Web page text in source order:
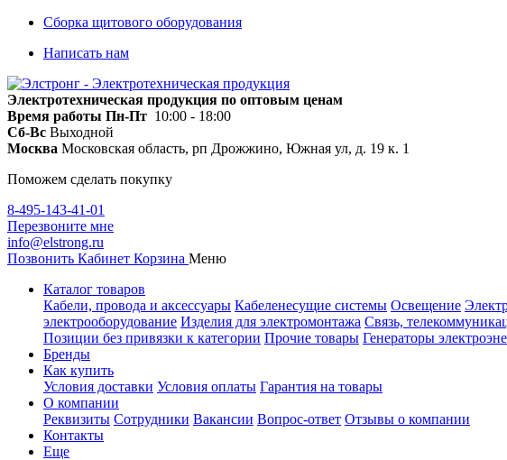
Сборка щитового оборудования
Написать нам
Электротехническая продукция по оптовым ценам
Время работы Пн-Пт 10:00 - 18:00
Сб-Вс Выходной
Москва Московская область, рп Дрожжино, Южная ул, д. 19 к. 1
Поможем сделать покупку
8-495-143-41-01
Перезвоните мне
info@elstrong.ru
Позвонить Кабинет Корзина Меню
Каталог товаров
Кабели, провода и аксессуары Кабеленесущие системы Освещение
электрооборудование Изделия для электромонтажа Связь,
Позиции без привязки к категории Прочие товары Генераторы
Бренды
Как купить
Условия доставки Условия оплаты Гарантия на товары
О компании
Реквизиты Сотрудники Вакансии Вопрос-ответ Отзывы о компании
Контакты
Еще